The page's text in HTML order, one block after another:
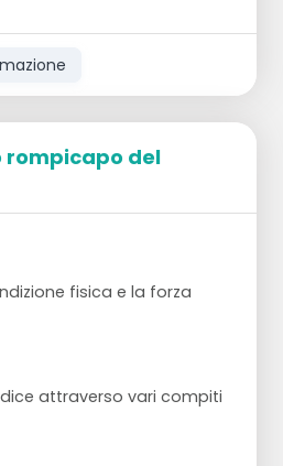
rompicapo del
fisica e la forza
attraverso vari compiti